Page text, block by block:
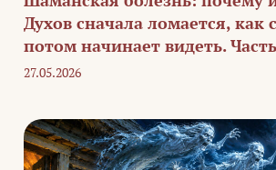
Духов сначала ломается, как
потом начинает видеть.
27.05.2026